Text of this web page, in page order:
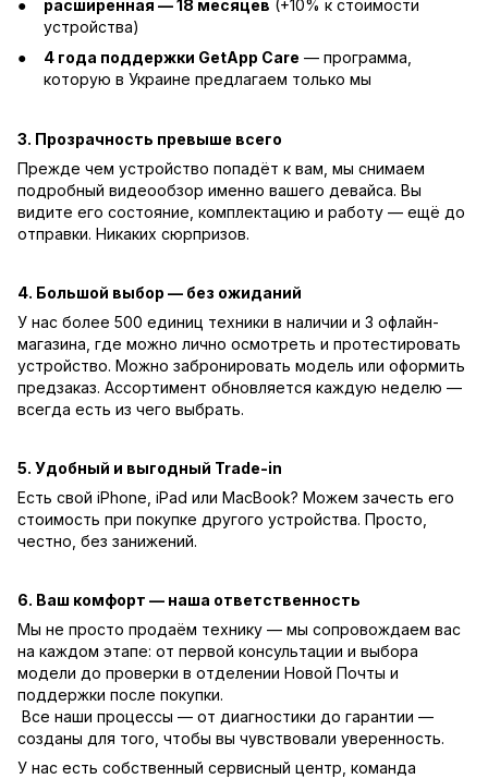
расширенная — 18 месяцев (+10% к стоимости
устройства)
4 года поддержки GetApp Care — программа,
которую в Украине предлагаем только мы
3. Прозрачность превыше всего
Прежде чем устройство попадёт к вам, мы снимаем
подробный видеообзор именно вашего девайса. Вы
видите его состояние, комплектацию и работу — ещё до
отправки. Никаких сюрпризов.
4. Большой выбор — без ожиданий
У нас более 500 единиц техники в наличии и 3 офлайн-
магазина, где можно лично осмотреть и протестировать
устройство. Можно забронировать модель или оформить
предзаказ. Ассортимент обновляется каждую неделю —
всегда есть из чего выбрать.
5. Удобный и выгодный Trade-in
Есть свой iPhone, iPad или MacBook? Можем зачесть его
стоимость при покупке другого устройства. Просто,
честно, без занижений.
6. Ваш комфорт — наша ответственность
Мы не просто продаём технику — мы сопровождаем вас
на каждом этапе: от первой консультации и выбора
модели до проверки в отделении Новой Почты и
поддержки после покупки.
Все наши процессы — от диагностики до гарантии —
созданы для того, чтобы вы чувствовали уверенность.
У нас есть собственный сервисный центр, команда